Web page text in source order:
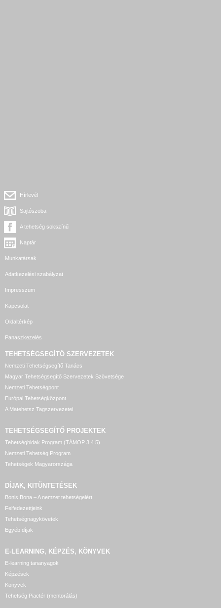
Hírlevél
Sajtószoba
A tehetség sokszínű
Naptár
Munkatársak
Adatkezelési szabályzat
Impresszum
Kapcsolat
Oldaltérkép
Panaszkezelés
TEHETSÉGSEGÍTŐ SZERVEZETEK
Nemzeti Tehetségsegítő Tanács
Magyar Tehetségsegítő Szervezetek Szövetsége
Nemzeti Tehetségpont
Európai Tehetségközpont
A Matehetsz Tagszervezetei
TEHETSÉGSEGÍTŐ PROJEKTEK
Tehetséghidak Program (TÁMOP 3.4.5)
Nemzeti Tehetség Program
Tehetségek Magyarországa
DÍJAK, KITÜNTETÉSEK
Bonis Bona – A nemzet tehetségeiért
Felfedezettjeink
Tehetségnagykövetek
Egyéb díjak
E-LEARNING, KÉPZÉS, KÖNYVEK
E-learning tananyagok
Képzések
Könyvek
Tehetség Piactér (mentorálás)